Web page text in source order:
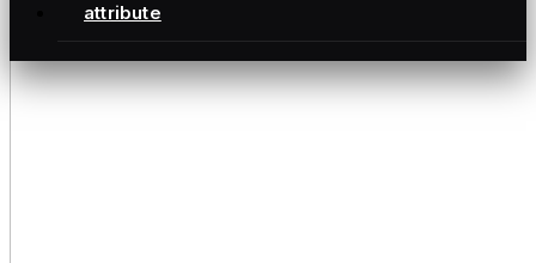
attribute